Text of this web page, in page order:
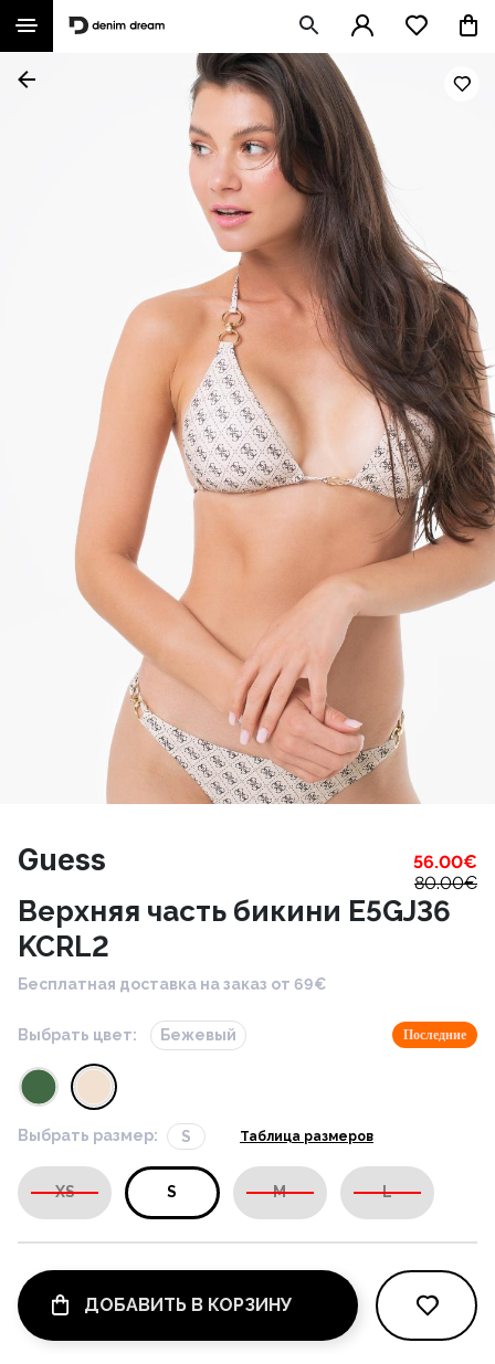
Guess 56.00€
80.00€
Верхняя часть бикини E5GJ36
KCRL2
Бесплатная доставка на заказ от 69€
Выбрать цвет: Бежевый Последние
Выбрать размер: S Таблица размеров
XS S M L
ДОБАВИТЬ В КОРЗИНУ